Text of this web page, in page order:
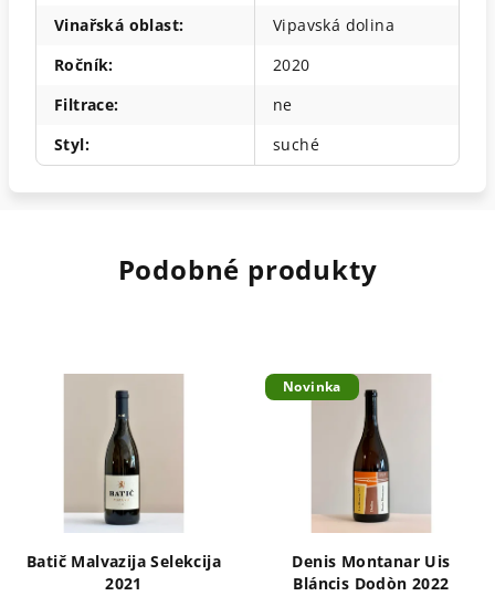
Vinařská oblast:
Vipavská dolina
Ročník:
2020
Filtrace:
ne
Styl: suché
Podobné produkty
Batič Malvazija Selekcija
2021
Novinka
Denis Montanar Uis
Bláncis Dodòn 2022